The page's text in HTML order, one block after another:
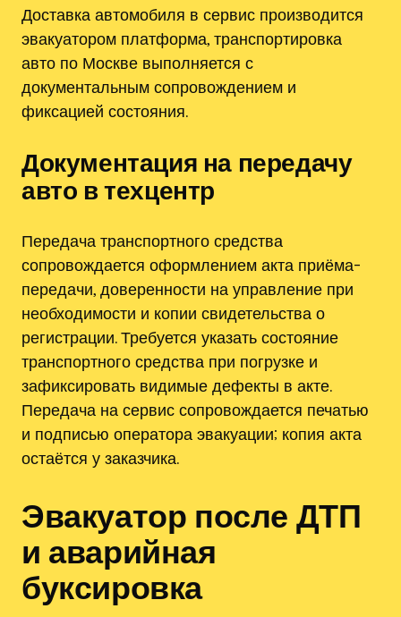
Доставка автомобиля в сервис производится
эвакуатором платформа, транспортировка
авто по Москве выполняется с
документальным сопровождением и
фиксацией состояния.
Документация на передачу
авто в техцентр
Передача транспортного средства
сопровождается оформлением акта приёма-
передачи, доверенности на управление при
необходимости и копии свидетельства о
регистрации. Требуется указать состояние
транспортного средства при погрузке и
зафиксировать видимые дефекты в акте.
Передача на сервис сопровождается печатью
и подписью оператора эвакуации; копия акта
остаётся у заказчика.
Эвакуатор после ДТП
и аварийная
буксировка